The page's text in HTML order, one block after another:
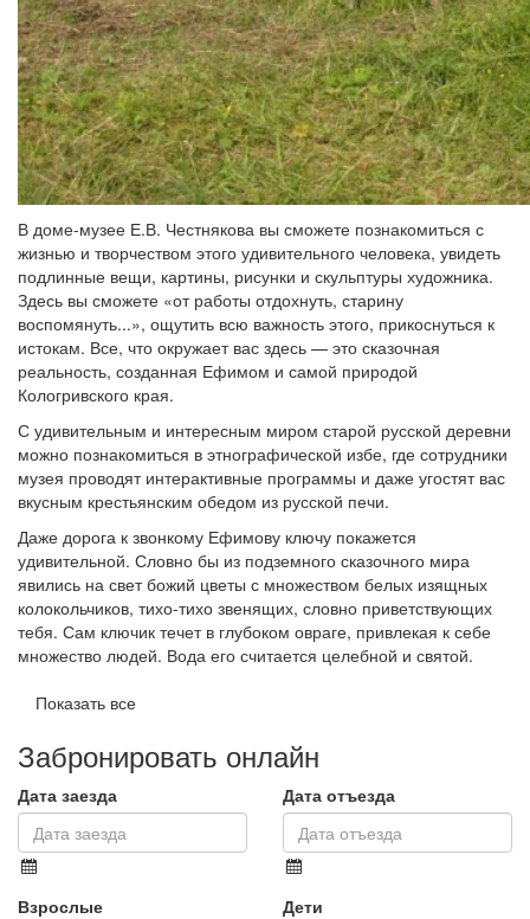
В доме-музее Е.В. Честнякова вы сможете познакомиться с
жизнью и творчеством этого удивительного человека, увидеть
подлинные вещи, картины, рисунки и скульптуры художника.
Здесь вы сможете «от работы отдохнуть, старину
воспомянуть...», ощутить всю важность этого, прикоснуться к
истокам. Все, что окружает вас здесь — это сказочная
реальность, созданная Ефимом и самой природой
Кологривского края.
С удивительным и интересным миром старой русской деревни
можно познакомиться в этнографической избе, где сотрудники
музея проводят интерактивные программы и даже угостят вас
вкусным крестьянским обедом из русской печи.
Даже дорога к звонкому Ефимову ключу покажется
удивительной. Словно бы из подземного сказочного мира
явились на свет божий цветы с множеством белых изящных
колокольчиков, тихо-тихо звенящих, словно приветствующих
тебя. Сам ключик течет в глубоком овраге, привлекая к себе
множество людей. Вода его считается целебной и святой.
Показать все
Забронировать онлайн
Дата заезда Дата отъезда
Взрослые Дети